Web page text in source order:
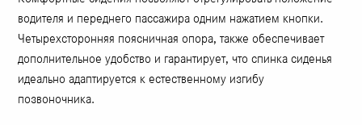
водителя и переднего пассажира одним нажатием кнопки.
Четырехсторонняя поясничная опора, также обеспечивает
дополнительное удобство и гарантирует, что спинка сиденья
идеально адаптируется к естественному изгибу
позвоночника.